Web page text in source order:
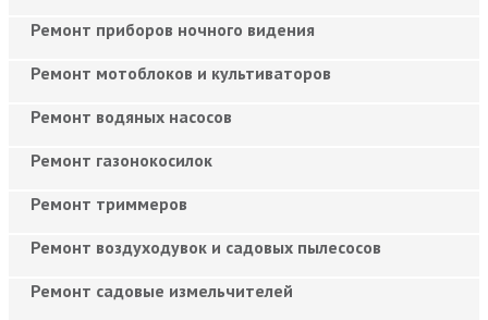
Ремонт приборов ночного видения
Ремонт мотоблоков и культиваторов
Ремонт водяных насосов
Ремонт газонокосилок
Ремонт триммеров
Ремонт воздуходувок и садовых пылесосов
Ремонт садовые измельчителей